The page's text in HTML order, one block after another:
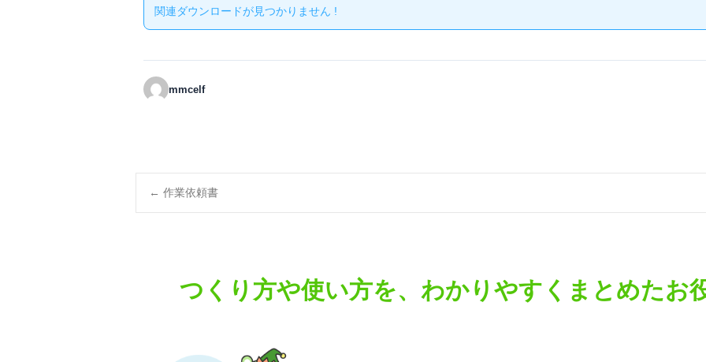
関連ダウンロードが見つかりません !
mmcelf
Post
← 作業依頼書
つくり方や使い方を、わかりやすくまとめたお